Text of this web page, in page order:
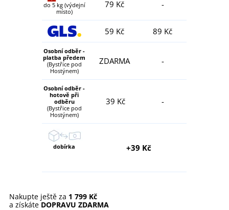
do 5 kg (výdejní
místo)
79 Kč -
59 Kč 89 Kč
Osobní odběr -
platba předem
(Bystřice pod
Hostýnem)
ZDARMA -
Osobní odběr -
hotově při
odběru
(Bystřice pod
Hostýnem)
39 Kč -
dobírka +39 Kč
Nakupte ještě za 1 799 Kč
a získáte DOPRAVU ZDARMA